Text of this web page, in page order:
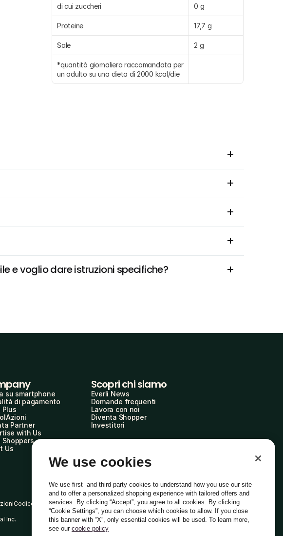
di cui zuccheri 0 g
Proteine 17,7 g
Sale 2 g
*quantità giornaliera raccomandata per
un adulto su una dieta di 2000 kcal/die
e voglio dare istruzioni specifiche?
su smartphone
di pagamento
Plus
Partner
with Us
Shoppers
Us
Scopri chi siamo
Everli News
Domande frequenti
Lavora con noi
Diventa Shopper
Investitori
Codice Etico
Inc. Italiano
We use cookies
We use first- and third-party cookies to understand how you use our site
and to offer a personalized shopping experience with tailored offers and
services. By clicking “Accept”, you agree to all cookies. By clicking
“Cookie Settings”, you can choose which cookies to allow. If you close
this banner with “X”, only essential cookies will be used. To learn more,
see our cookie policy